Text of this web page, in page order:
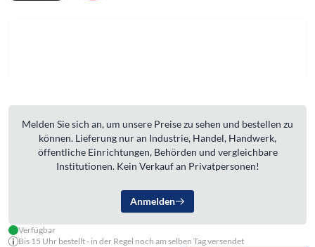
Melden Sie sich an, um unsere Preise zu sehen und bestellen zu
können. Lieferung nur an Industrie, Handel, Handwerk,
öffentliche Einrichtungen, Behörden und vergleichbare
Institutionen. Kein Verkauf an Privatpersonen!
Anmelden
Verfügbar
Bis 15 Uhr bestellt - in der Regel noch am selben Tag versendet